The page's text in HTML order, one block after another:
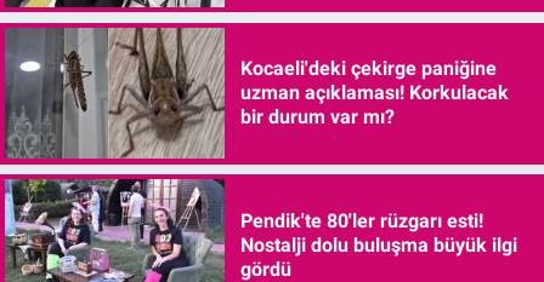
Kocaeli'deki çekirge paniğine
uzman açıklaması! Korkulacak
bir durum var mı?
Pendik'te 80'ler rüzgarı esti!
Nostalji dolu buluşma büyük ilgi
gördü